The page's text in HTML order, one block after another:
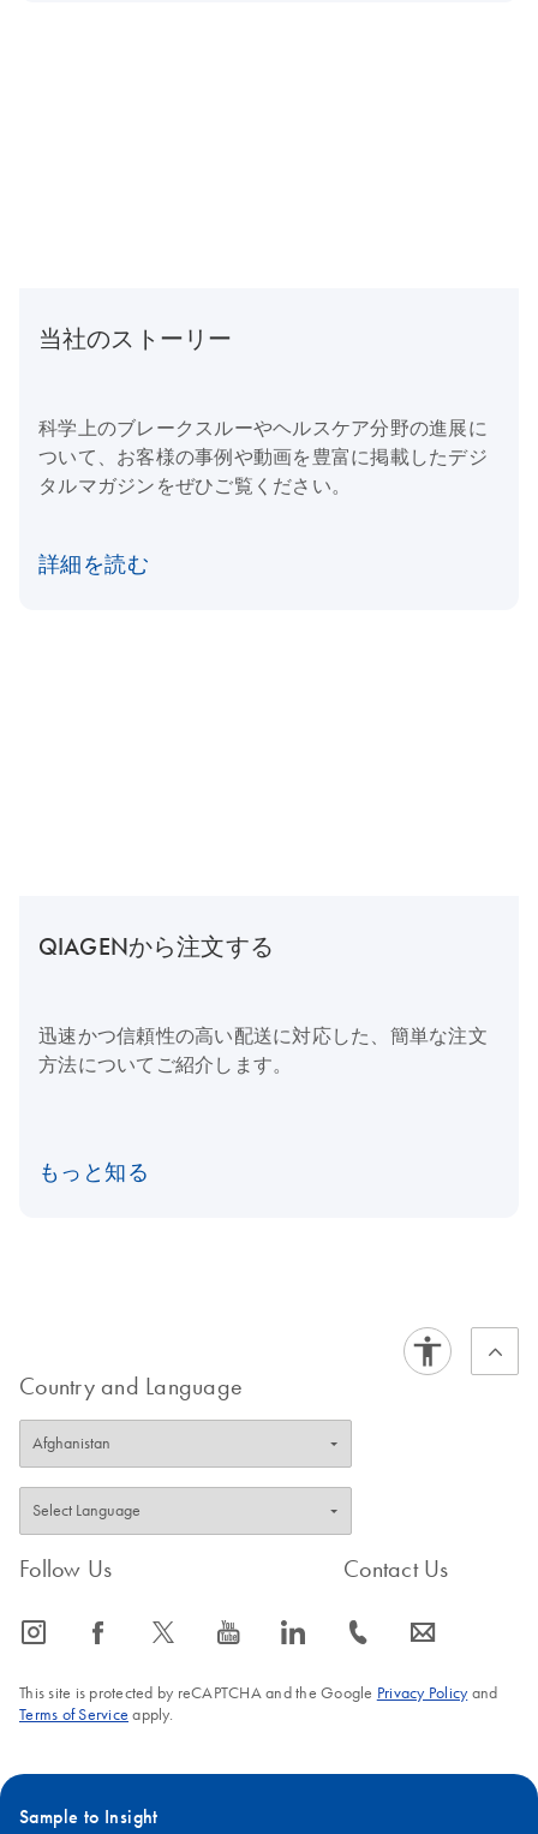
当社のストーリー
科学上のブレークスルーやヘルスケア分野の進展に
ついて、お客様の事例や動画を豊富に掲載したデジ
タルマガジンをぜひご覧ください。
詳細を読む
QIAGENから注文する
迅速かつ信頼性の高い配送に対応した、簡単な注文
方法についてご紹介します。
もっと知る
Country and Language
Follow Us
icon_0065_instagram-s icon_0064_facebook-s icon_0340_cc_gen_x-s icon_0077_youtube-s icon_0066_linkedin-s
Contact Us
icon_0072_phone-s icon_0063_envelope-s
This site is protected by reCAPTCHA and the Google Privacy Policyand
Terms of Service apply.
Sample to Insight